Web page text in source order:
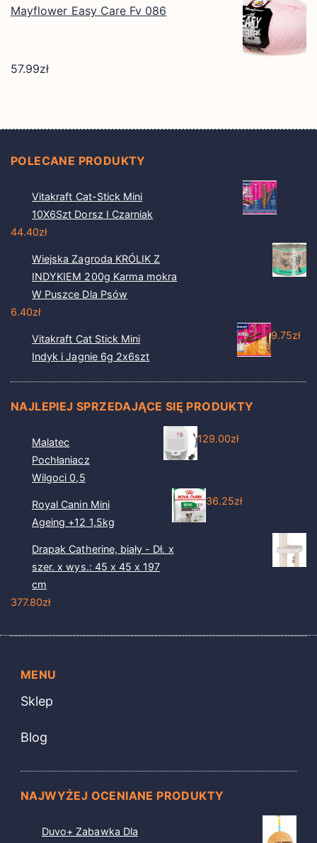
Mayflower Easy Care Fv 086
57.99zł
POLECANE PRODUKTY
Vitakraft Cat-Stick Mini
10X6Szt Dorsz I Czarniak
44.40zł
Wiejska Zagroda KRÓLIK Z
INDYKIEM 200g Karma mokra
W Puszce Dla Psów
6.40zł
Vitakraft Cat Stick Mini
Indyk i Jagnie 6g 2x6szt
9.75zł
NAJLEPIEJ SPRZEDAJĄCE SIĘ PRODUKTY
Malatec
Pochłaniacz
Wilgoci 0,5
129.00zł
Royal Canin Mini
Ageing +12 1,5kg
36.25zł
Drapak Catherine, biały - Dł. x
szer. x wys.: 45 x 45 x 197
cm
377.80zł
MENU
Sklep
Blog
NAJWYŻEJ OCENIANE PRODUKTY
Duvo+ Zabawka Dla